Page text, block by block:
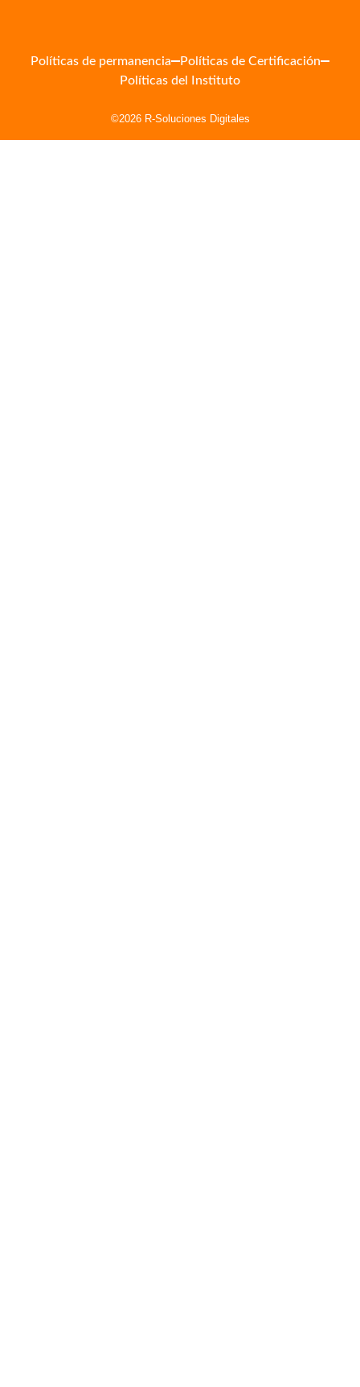
Políticas de permanencia
Políticas de Certificación
Políticas del Instituto
©2026 R-Soluciones Digitales